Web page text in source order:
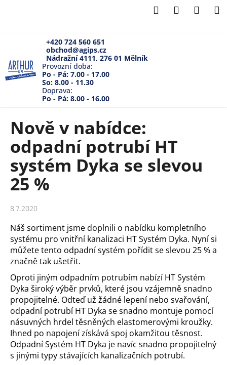
HledatPřihlášení
+420 724 560 651
obchod@agips.cz
Nádražní 4111, 276 01 Mělník
Provozní doba:
Po - Pá: 7.00 - 17.00
So: 8.00 - 11.30
Doprava:
Po - Pá: 8.00 - 16.00
Nově v nabídce:
odpadní potrubí HT
systém Dyka se slevou
25 %
8.7.2020
Náš sortiment jsme doplnili o nabídku kompletního
systému pro vnitřní kanalizaci HT Systém Dyka. Nyní si
můžete tento odpadní systém pořídit se slevou 25 % a
značně tak ušetřit.
Oproti jiným odpadním potrubím nabízí HT Systém
Dyka široký výběr prvků, které jsou vzájemně snadno
propojitelné. Odteď už žádné lepení nebo svařování,
odpadní potrubí HT Dyka se snadno montuje pomocí
násuvných hrdel těsněných elastomerovými kroužky.
Ihned po napojení získává spoj okamžitou těsnost.
Odpadní Systém HT Dyka je navíc snadno propojitelný
s jinými typy stávajících kanalizačních potrubí.
o
p
t
ř
e
b
u
j
e
e
n
a
j
í
t
?
HLEDAT